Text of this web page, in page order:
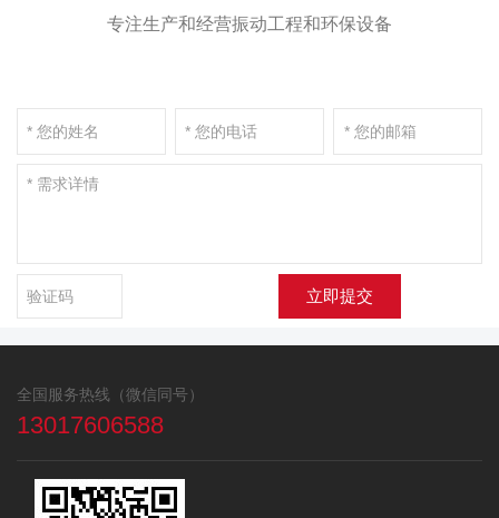
专注生产和经营振动工程和环保设备
立即提交
全国服务热线（微信同号）
13017606588